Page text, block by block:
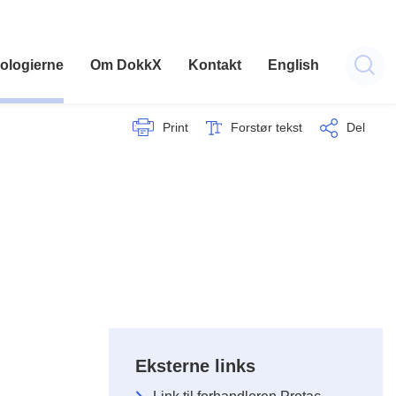
Om DokkX Kontakt English
Print Forstør tekst Del
Eksterne links